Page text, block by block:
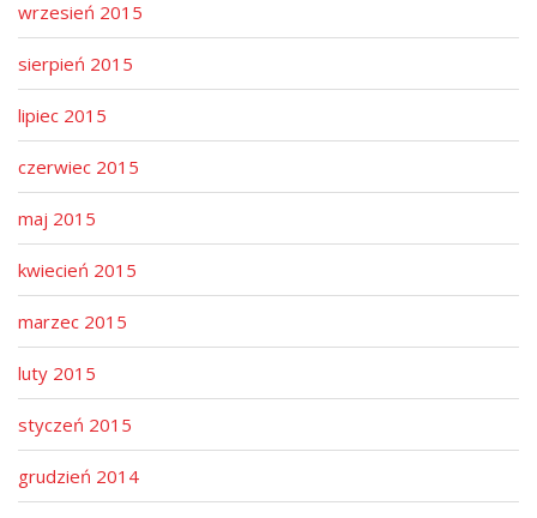
wrzesień 2015
sierpień 2015
lipiec 2015
czerwiec 2015
maj 2015
kwiecień 2015
marzec 2015
luty 2015
styczeń 2015
grudzień 2014